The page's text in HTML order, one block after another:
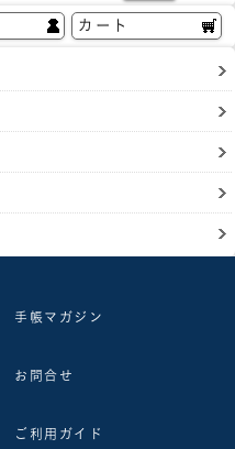
カート
手帳マガジン
お問合せ
ご利用ガイド